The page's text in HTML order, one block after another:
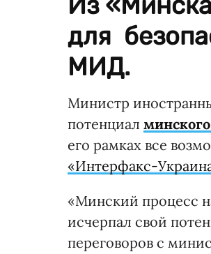
для
МИД.
Министр
потенциал
его рамках все
«Интерфакс-
«Минский процесс
исчерпал свой
переговоров с